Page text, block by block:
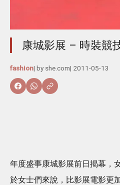
康城影展 – 時裝競
fashion| by she.com| 2011-05-13
年度盛事康城影展前日揭幕，
於女士們來說，比影展電影更